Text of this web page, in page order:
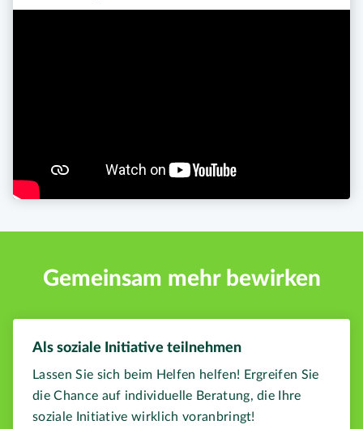
Gemeinsam mehr bewirken
Als soziale Initiative teilnehmen
Lassen Sie sich beim Helfen helfen! Ergreifen Sie
die Chance auf individuelle Beratung, die Ihre
soziale Initiative wirklich voranbringt!